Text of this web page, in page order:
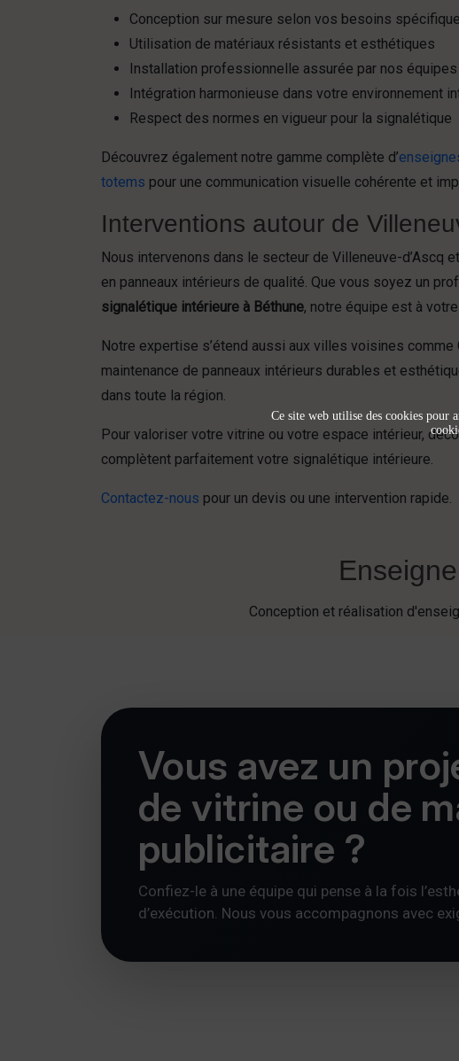
Conception sur mesure selon vos besoins
Utilisation de matériaux résistants et esthétiques
Installation professionnelle assurée par nos équipes
Intégration harmonieuse dans votre environnement
Respect des normes en vigueur pour la signalétique
Découvrez également notre gamme complète d’
totems pour une communication visuelle cohérente et
Interventions autour de
Nous intervenons dans le secteur de Villeneuve-d’Ascq
en panneaux intérieurs de qualité. Que vous soyez un
signalétique intérieure à Béthune, notre équipe est à
Notre expertise s’étend aussi aux villes voisines comme
maintenance de panneaux intérieurs durables et
dans toute la région.
Pour valoriser votre vitrine ou votre espace intérieur,
complètent parfaitement votre signalétique intérieure.
Contactez-nous pour un devis ou une intervention rapide.
Conception et réalisation
Vous avez un
de vitrine ou de
publicitaire ?
Confiez-le à une équipe qui pense à la fois
d’exécution. Nous vous accompagnons avec
Ce site web utilise des cookies pour